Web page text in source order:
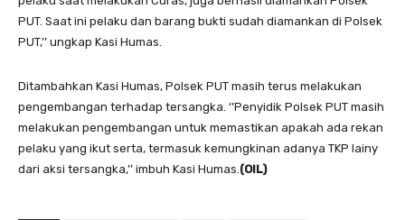
PUT. Saat ini pelaku dan barang bukti sudah diamankan di Polsek
PUT,’’ ungkap Kasi Humas.
Ditambahkan Kasi Humas, Polsek PUT masih terus melakukan
pengembangan terhadap tersangka. ‘’Penyidik Polsek PUT masih
melakukan pengembangan untuk memastikan apakah ada rekan
pelaku yang ikut serta, termasuk kemungkinan adanya TKP lainy
dari aksi tersangka,’’ imbuh Kasi Humas.(OIL)